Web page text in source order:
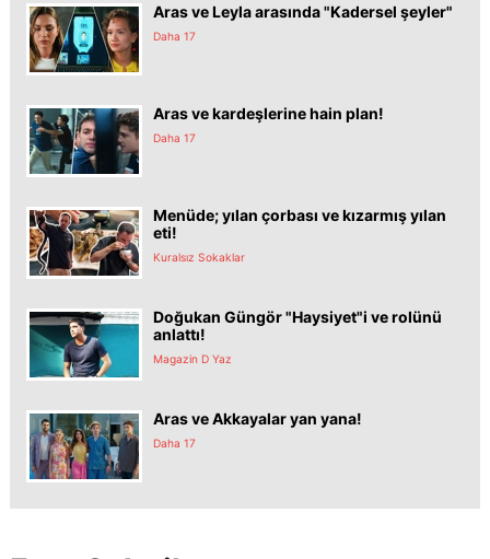
Aras ve Leyla arasında "Kadersel şeyler"
Daha 17
Aras ve kardeşlerine hain plan!
Daha 17
Menüde; yılan çorbası ve kızarmış yılan
eti!
Kuralsız Sokaklar
Doğukan Güngör "Haysiyet"i ve rolünü
anlattı!
Magazin D Yaz
Aras ve Akkayalar yan yana!
Daha 17